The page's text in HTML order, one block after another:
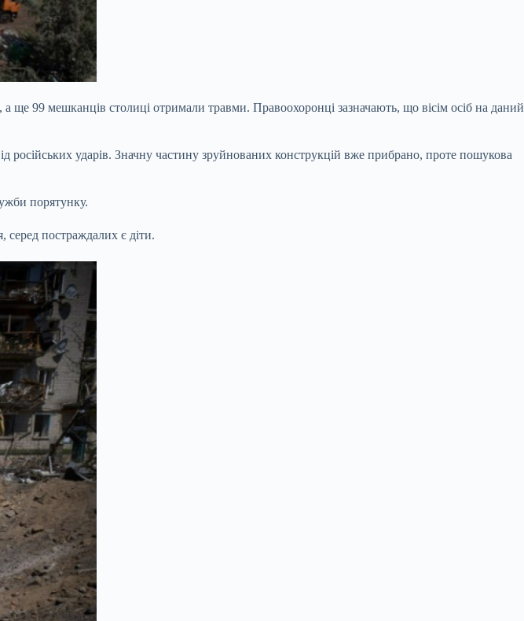
а ще 99 мешканців столиці отримали травми. Правоохоронці зазначають, що вісім осіб на даний
ударів. Значну частину зруйнованих конструкцій вже прибрано, проте пошукова
порятунку.
серед постраждалих є діти.